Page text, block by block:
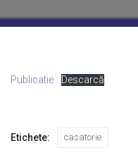
Publicatie Descarcă
Etichete: casatorie